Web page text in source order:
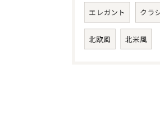
エレガント クラ
北欧風 北米風